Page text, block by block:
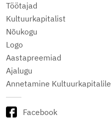
Töötajad
Kultuurkapitalist
Nõukogu
Logo
Aastapreemiad
Ajalugu
Annetamine Kultuurkapitalile
Facebook